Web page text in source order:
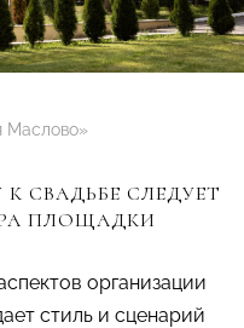
Маслово»
СВАДЬБЕ СЛЕДУЕТ
ПЛОЩАДКИ
организации
стиль и сценарий